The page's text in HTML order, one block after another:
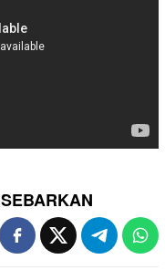
SEBARKAN